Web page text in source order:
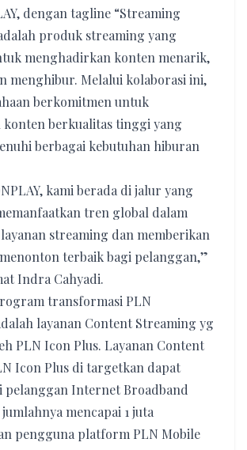
dengan tagline “Streaming
produk streaming yang
menghadirkan konten menarik,
menghibur. Melalui kolaborasi ini,
berkomitmen untuk
konten berkualitas tinggi yang
berbagai kebutuhan hiburan
kami berada di jalur yang
tren global dalam
streaming dan memberikan
terbaik bagi pelanggan,”
Indra Cahyadi.
transformasi PLN
layanan Content Streaming yg
PLN Icon Plus. Layanan Content
Icon Plus di targetkan dapat
pelanggan Internet Broadband
mencapai 1 juta
pengguna platform PLN Mobile